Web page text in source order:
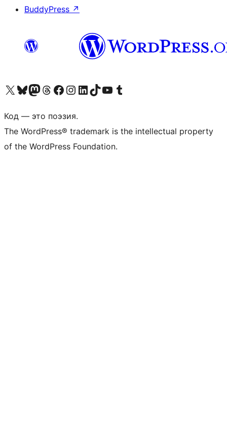
BuddyPress ↗
Посетите нас в X (ранее Twitter)
Посетите нашу учётную запись в Bluesky
Посетите нашу ленту в Mastodon
Посетите нашу учётную запись в Threads
Посетите нашу страницу на Facebook
Посетите наш Instagram
Посетите нашу страницу в LinkedIn
Посетите нашу учётную запись в TikTok
Посетите наш канал YouTube
Посетите нашу учётную запись в Tumblr
Код — это поэзия.
The WordPress® trademark is the intellectual property
of the WordPress Foundation.